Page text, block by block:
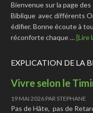
Bienvenue sur la page
Biblique avec différents
édifier. Bonne écoute à
réconforte chaque …[Lire
EXPLICATION DE LA
Vivre selon le
19 MAI 2026 PAR STEPHANE
Pas de Hâte, pas de